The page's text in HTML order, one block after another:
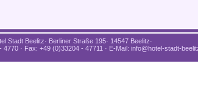
Stadt Beelitz· Berliner Straße 195· 14547 Beelitz·
4770 · Fax: +49 (0)33204 - 47711 · E-Mail: info@hotel-stadt-